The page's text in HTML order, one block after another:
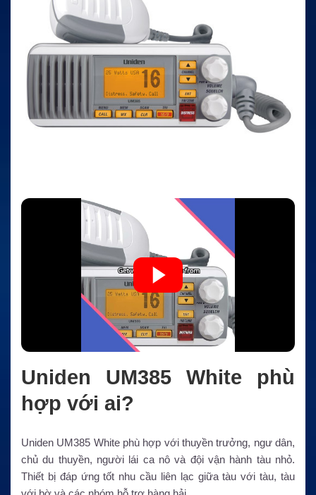
Uniden UM385 White phù
hợp với ai?
Uniden UM385 White phù hợp với thuyền trưởng, ngư dân,
chủ du thuyền, người lái ca nô và đội vận hành tàu nhỏ.
Thiết bị đáp ứng tốt nhu cầu liên lạc giữa tàu với tàu, tàu